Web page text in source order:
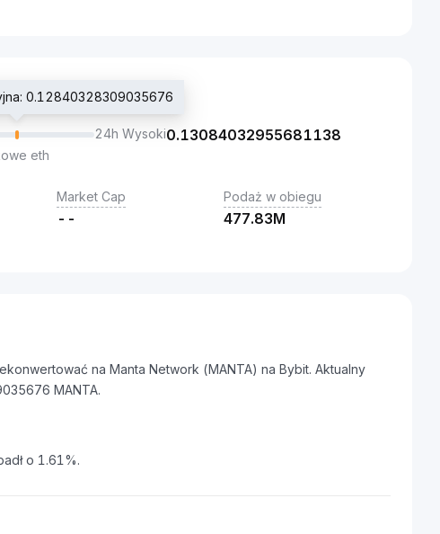
0.12840328309035676
24h Wysoki0.13084032955681138
eth
Market Cap
--
Podaż w obiegu
477.83M
na Manta Network (MANTA) na Bybit. Aktualny
MANTA.
o 1.61%.